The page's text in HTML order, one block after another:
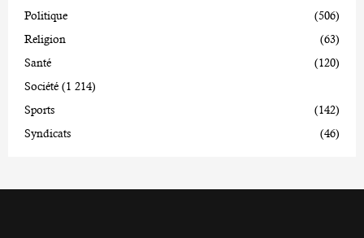
Politique
(506)
Religion
(63)
Santé
(120)
Société (1 214)
Sports
(142)
Syndicats
(46)